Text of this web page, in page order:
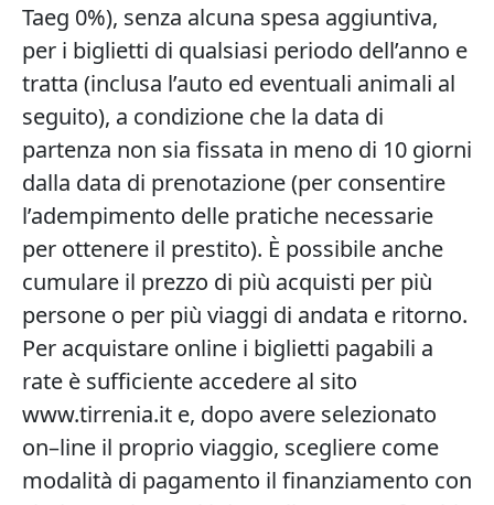
Taeg 0%), senza alcuna spesa aggiuntiva,
per i biglietti di qualsiasi periodo dell’anno e
tratta (inclusa l’auto ed eventuali animali al
seguito), a condizione che la data di
partenza non sia fissata in meno di 10 giorni
dalla data di prenotazione (per consentire
l’adempimento delle pratiche necessarie
per ottenere il prestito). È possibile anche
cumulare il prezzo di più acquisti per più
persone o per più viaggi di andata e ritorno.
Per acquistare online i biglietti pagabili a
rate è sufficiente accedere al sito
www.tirrenia.it e, dopo avere selezionato
on–line il proprio viaggio, scegliere come
modalità di pagamento il finanziamento con